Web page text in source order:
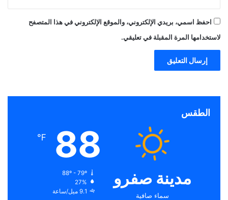
احفظ اسمي، بريدي الإلكتروني، والموقع الإلكتروني في هذا المتصفح
لاستخدامها المرة المقبلة في تعليقي.
الطقس
مدينة صفرو
سماء صافية
88
℉
88º - 79º
27%
9.1 ميل/ساعة